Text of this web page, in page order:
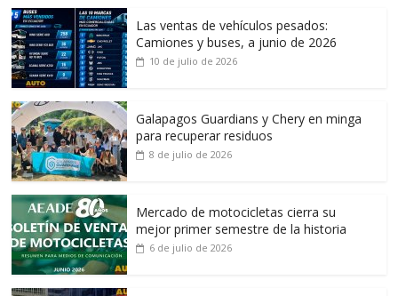
Las ventas de vehículos pesados:
Camiones y buses, a junio de 2026
10 de julio de 2026
Galapagos Guardians y Chery en minga
para recuperar residuos
8 de julio de 2026
Mercado de motocicletas cierra su
mejor primer semestre de la historia
6 de julio de 2026